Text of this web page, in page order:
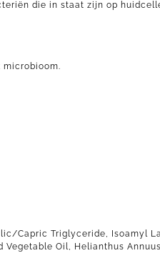
die in staat zijn op
Capric Triglyceride, Isoamyl
Oil, Helianthus